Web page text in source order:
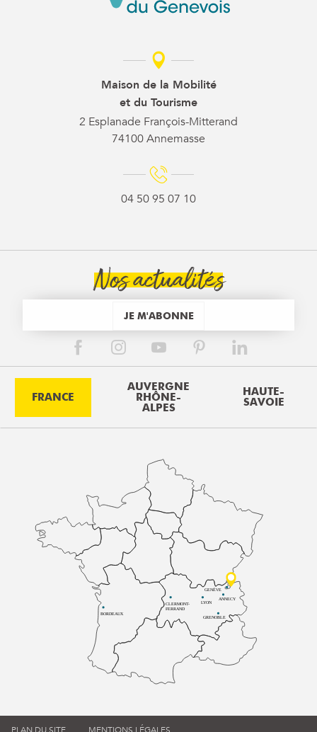
Maison de la Mobilité
et du Tourisme
2 Esplanade François-Mitterand
74100 Annemasse
04 50 95 07 10
Nos actualités
JE M'ABONNE
FRANCE
AUVERGNE
RHÔNE-
ALPES
HAUTE-
SAVOIE
BORDEAUX
CLERMONT-
FERRAND
LYON
ANNECY
GRENOBLE
GENÈVE